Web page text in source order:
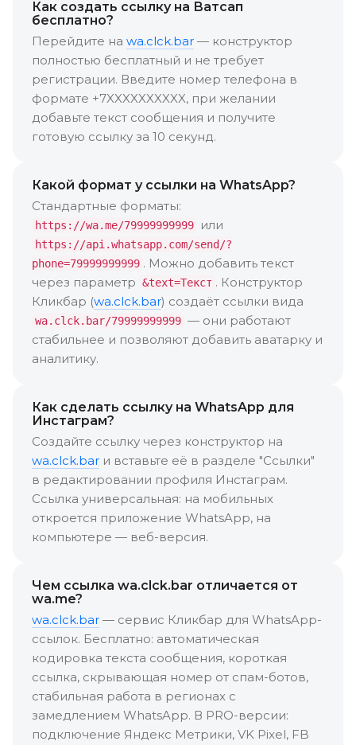
Как создать ссылку на Ватсап
бесплатно?
Перейдите на wa.clck.bar — конструктор
полностью бесплатный и не требует
регистрации. Введите номер телефона в
формате +7XXXXXXXXXX, при желании
добавьте текст сообщения и получите
готовую ссылку за 10 секунд.
Какой формат у ссылки на WhatsApp?
Стандартные форматы:
https://wa.me/79999999999 или
https://api.whatsapp.com/send/?
phone=79999999999 . Можно добавить текст
через параметр &text=Текст . Конструктор
Кликбар (wa.clck.bar) создаёт ссылки вида
wa.clck.bar/79999999999 — они работают
стабильнее и позволяют добавить аватарку и
аналитику.
Как сделать ссылку на WhatsApp для
Инстаграм?
Создайте ссылку через конструктор на
wa.clck.bar и вставьте её в разделе "Ссылки"
в редактировании профиля Инстаграм.
Ссылка универсальная: на мобильных
откроется приложение WhatsApp, на
компьютере — веб-версия.
Чем ссылка wa.clck.bar отличается от
wa.me?
wa.clck.bar — сервис Кликбар для WhatsApp-
ссылок. Бесплатно: автоматическая
кодировка текста сообщения, короткая
ссылка, скрывающая номер от спам-ботов,
стабильная работа в регионах с
замедлением WhatsApp. В PRO-версии:
подключение Яндекс Метрики, VK Pixel, FB